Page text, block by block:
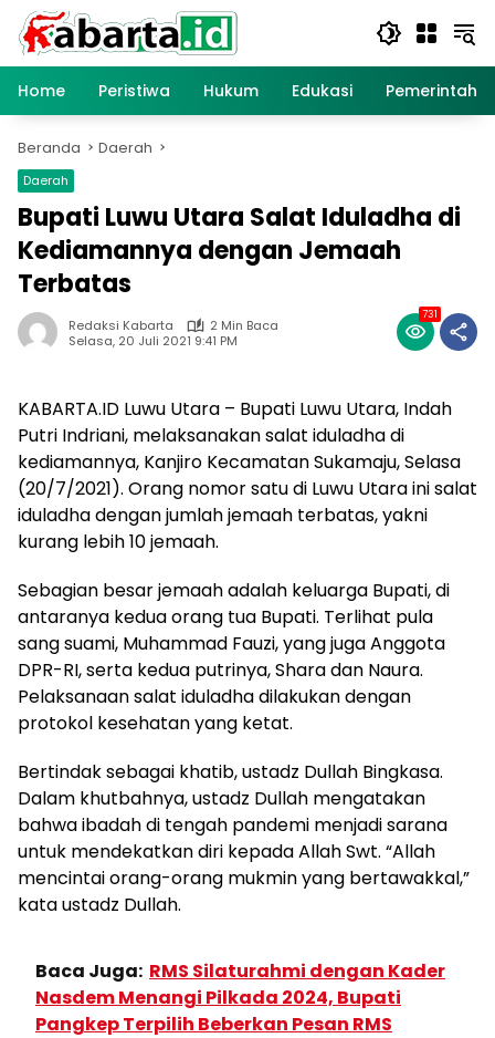
Langsung
konten
Home
Peristiwa Hukum Edukasi
Beranda Daerah
Daerah
Bupati Luwu Utara Salat Iduladha di
Kediamannya dengan Jemaah
Terbatas
Redaksi Kabarta
2 Min Baca
Selasa, 20 Juli 2021 9:41 PM
731
KABARTA.ID Luwu Utara – Bupati Luwu Utara, Indah
Putri Indriani, melaksanakan salat iduladha di
kediamannya, Kanjiro Kecamatan Sukamaju, Selasa
(20/7/2021). Orang nomor satu di Luwu Utara ini salat
iduladha dengan jumlah jemaah terbatas, yakni
kurang lebih 10 jemaah.
Sebagian besar jemaah adalah keluarga Bupati, di
antaranya kedua orang tua Bupati. Terlihat pula
sang suami, Muhammad Fauzi, yang juga Anggota
DPR-RI, serta kedua putrinya, Shara dan Naura.
Pelaksanaan salat iduladha dilakukan dengan
protokol kesehatan yang ketat.
Bertindak sebagai khatib, ustadz Dullah Bingkasa.
Dalam khutbahnya, ustadz Dullah mengatakan
bahwa ibadah di tengah pandemi menjadi sarana
untuk mendekatkan diri kepada Allah Swt. “Allah
mencintai orang-orang mukmin yang bertawakkal,”
kata ustadz Dullah.
Baca Juga: RMS Silaturahmi dengan Kader
Nasdem Menangi Pilkada 2024, Bupati
Pangkep Terpilih Beberkan Pesan RMS